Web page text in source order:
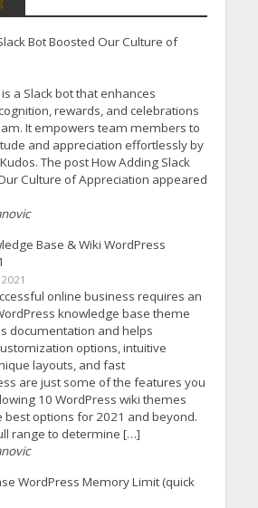
Bot Boosted Our Culture of
a Slack bot that enhances
rewards, and celebrations
It empowers team members to
and appreciation effortlessly by
The post How Adding Slack
Culture of Appreciation appeared
Base & Wiki WordPress
online business requires an
knowledge base theme
documentation and helps
options, intuitive
layouts, and fast
are just some of the features you
10 WordPress wiki themes
best options for 2021 and beyond.
range to determine […]
WordPress Memory Limit (quick